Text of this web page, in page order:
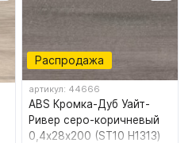
Распродажа
артикул: 44666
ABS Кромка-Дуб Уайт-
Ривер серо-коричневый
0,4х28х200 (ST10 H1313)